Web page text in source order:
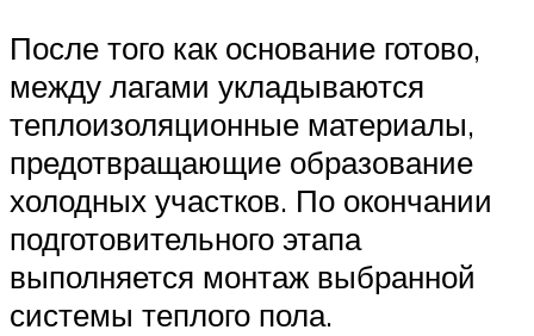
После того как основание готово,
между лагами укладываются
теплоизоляционные материалы,
предотвращающие образование
холодных участков. По окончании
подготовительного этапа
выполняется монтаж выбранной
системы теплого пола.